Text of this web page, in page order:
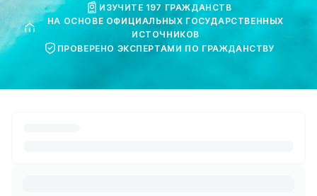
ИЗУЧИТЕ 197 ГРАЖДАНСТВ
НА ОСНОВЕ ОФИЦИАЛЬНЫХ ГОСУДАРСТВЕННЫХ
ИСТОЧНИКОВ
ПРОВЕРЕНО ЭКСПЕРТАМИ ПО ГРАЖДАНСТВУ